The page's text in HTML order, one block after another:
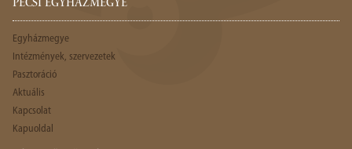
PÉCSI EGYHÁZMEGYE
Egyházmegye
Intézmények, szervezetek
Pasztoráció
Aktuális
Kapcsolat
Kapuoldal